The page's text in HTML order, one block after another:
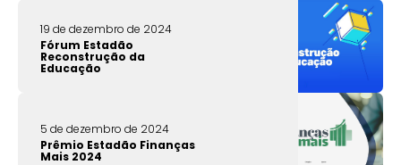
19 de dezembro de 2024
Fórum Estadão
Reconstrução da
Educação
5 de dezembro de 2024
Prêmio Estadão Finanças
Mais 2024